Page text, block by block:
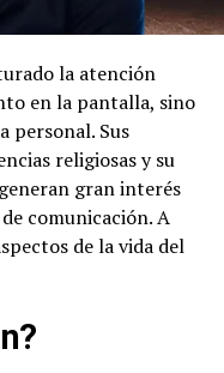
la atención
en la pantalla, sino
personal. Sus
religiosas y su
gran interés
comunicación. A
de la vida del